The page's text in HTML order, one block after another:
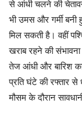
से आंधी चलने की
भी उमस और गर्मी बनी
मिल सकती है। वहीं
खराब रहने की
तेज आंधी और बारिश
प्रति घंटे की रफ्तार
मौसम के दौरान